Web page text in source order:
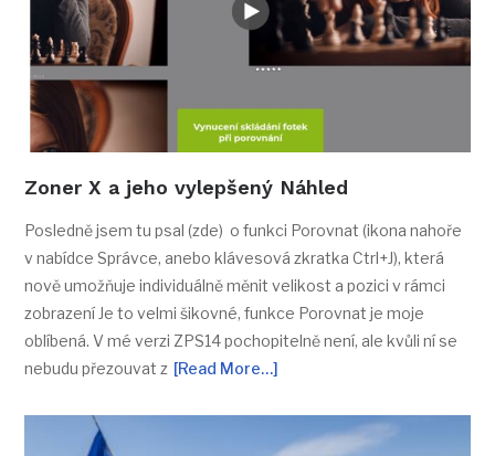
Zoner X a jeho vylepšený Náhled
Posledně jsem tu psal (zde) o funkci Porovnat (ikona nahoře
v nabídce Správce, anebo klávesová zkratka Ctrl+J), která
nově umožňuje individuálně měnit velikost a pozici v rámci
zobrazení Je to velmi šikovné, funkce Porovnat je moje
oblíbená. V mé verzi ZPS14 pochopitelně není, ale kvůli ní se
nebudu přezouvat z [Read More…]